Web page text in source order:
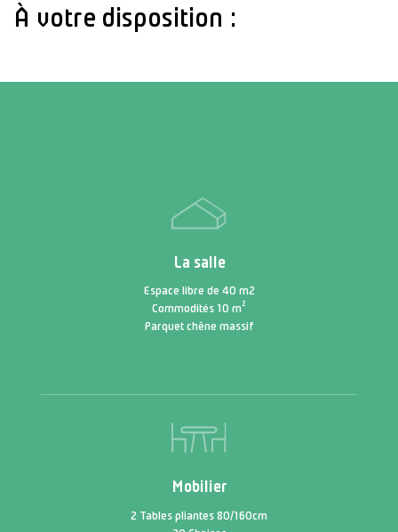
À votre disposition :
La salle
Espace libre de 40 m2
Commodités 10 m²
Parquet chêne massif
Mobilier
2 Tables pliantes 80/160cm